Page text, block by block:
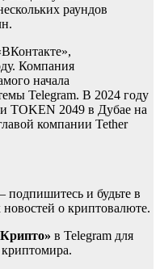
раундов
Компания
начала
Telegram. В 2024 году
TOKEN 2049 в Дубае на
компании Tether
подпишитесь и будьте в
о криптовалюте.
в Telegram для